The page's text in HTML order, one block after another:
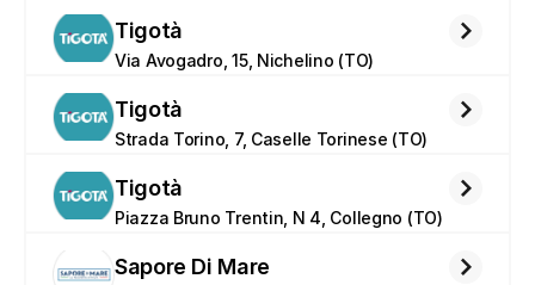
Tigotà
Via Avogadro, 15, Nichelino (TO)
Tigotà
Strada Torino, 7, Caselle Torinese (TO)
Tigotà
Piazza Bruno Trentin, N 4, Collegno (TO)
Sapore Di Mare